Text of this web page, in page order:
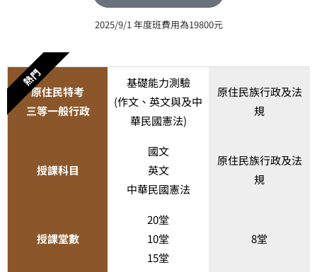
2025/9/1 年度班費用為19800元
熱門
原住民特考
三等一般行政
基礎能力測驗
(作文、英文與及中
華民國憲法)
原住民族行政及法
規
授課科目
國文
英文
中華民國憲法
原住民族行政及法
規
授課堂數
20堂
10堂
15堂
8堂